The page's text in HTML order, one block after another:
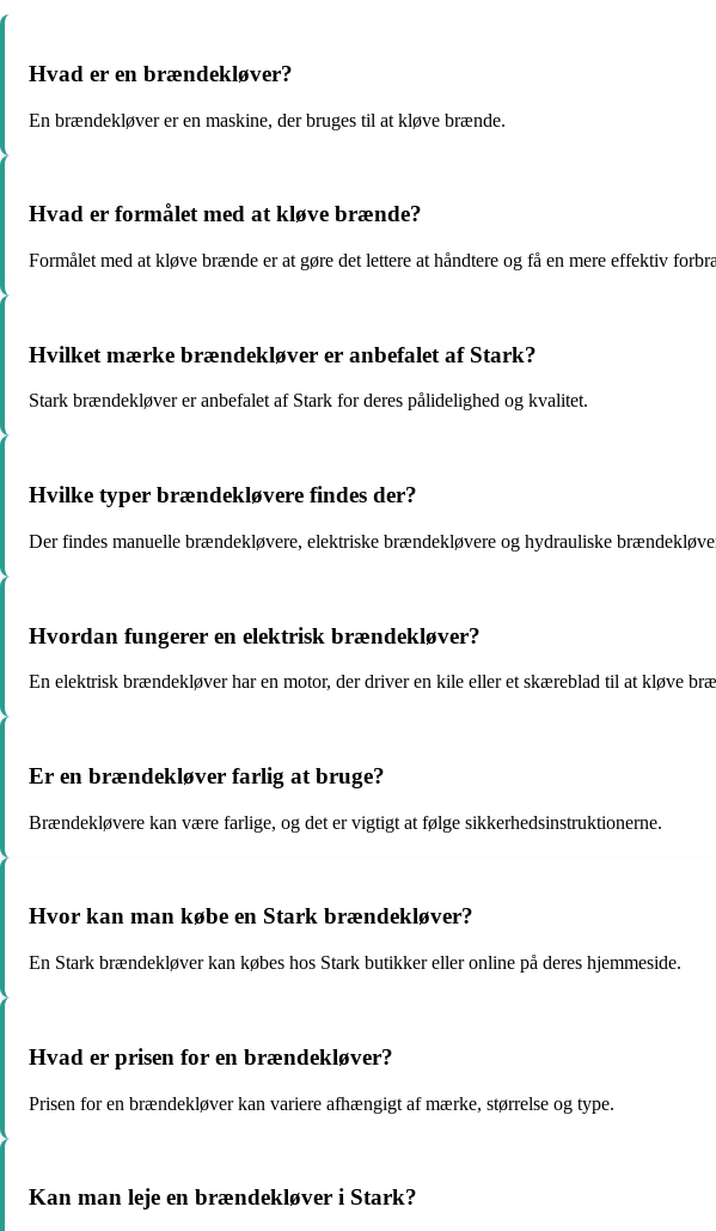
Hvad er en brændekløver?
En brændekløver er en maskine, der bruges til at kløve brænde.
Hvad er formålet med at kløve brænde?
Formålet med at kløve brænde er at gøre det lettere at håndtere og få en mere effektiv
Hvilket mærke brændekløver er anbefalet af Stark?
Stark brændekløver er anbefalet af Stark for deres pålidelighed og kvalitet.
Hvilke typer brændekløvere findes der?
Der findes manuelle brændekløvere, elektriske brændekløvere og hydrauliske
Hvordan fungerer en elektrisk brændekløver?
En elektrisk brændekløver har en motor, der driver en kile eller et skæreblad til at kløve
Er en brændekløver farlig at bruge?
Brændekløvere kan være farlige, og det er vigtigt at følge sikkerhedsinstruktionerne.
Hvor kan man købe en Stark brændekløver?
En Stark brændekløver kan købes hos Stark butikker eller online på deres hjemmeside.
Hvad er prisen for en brændekløver?
Prisen for en brændekløver kan variere afhængigt af mærke, størrelse og type.
Kan man leje en brændekløver i Stark?